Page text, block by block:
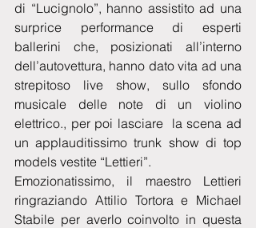
di “Lucignolo”, hanno assistito ad una
surprice performance di esperti
ballerini che, posizionati all’interno
dell’autovettura, hanno dato vita ad una
strepitoso live show, sullo sfondo
musicale delle note di un violino
elettrico., per poi lasciare  la scena ad
un applauditissimo trunk show di top
models vestite “Lettieri”.
Emozionatissimo, il maestro Lettieri
ringraziando Attilio Tortora e Michael
Stabile per averlo coinvolto in questa